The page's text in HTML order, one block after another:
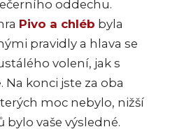
oddechu.
Pivo a chléb byla
pravidly a hlava se
volení, jak s
konci jste za oba
moc nebylo, nižší
vaše výsledné.